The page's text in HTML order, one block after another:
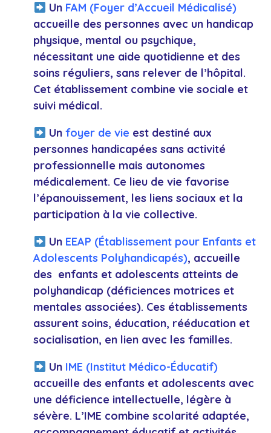
Un FAM (Foyer d’Accueil Médicalisé)
accueille des personnes avec un handicap
physique, mental ou psychique,
nécessitant une aide quotidienne et des
soins réguliers, sans relever de l’hôpital.
Cet établissement combine vie sociale et
suivi médical.
Un foyer de vie est destiné aux
personnes handicapées sans activité
professionnelle mais autonomes
médicalement. Ce lieu de vie favorise
l’épanouissement, les liens sociaux et la
participation à la vie collective.
Un EEAP (Établissement pour Enfants et
Adolescents Polyhandicapés), accueille
des enfants et adolescents atteints de
polyhandicap (déficiences motrices et
mentales associées). Ces établissements
assurent soins, éducation, rééducation et
socialisation, en lien avec les familles.
Un IME (Institut Médico-Éducatif)
accueille des enfants et adolescents avec
une déficience intellectuelle, légère à
sévère. L’IME combine scolarité adaptée,